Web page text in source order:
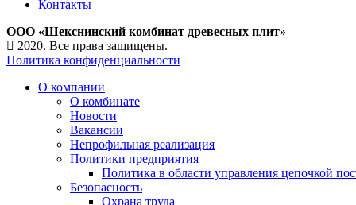
Контакты
ООО «Шекснинский комбинат древесных плит»
2020. Все права защищены.
Политика конфиденциальности
О компании
О комбинате
Новости
Вакансии
Непрофильная реализация
Политики предприятия
Политика в области управления цепочкой
Безопасность
Охрана труда